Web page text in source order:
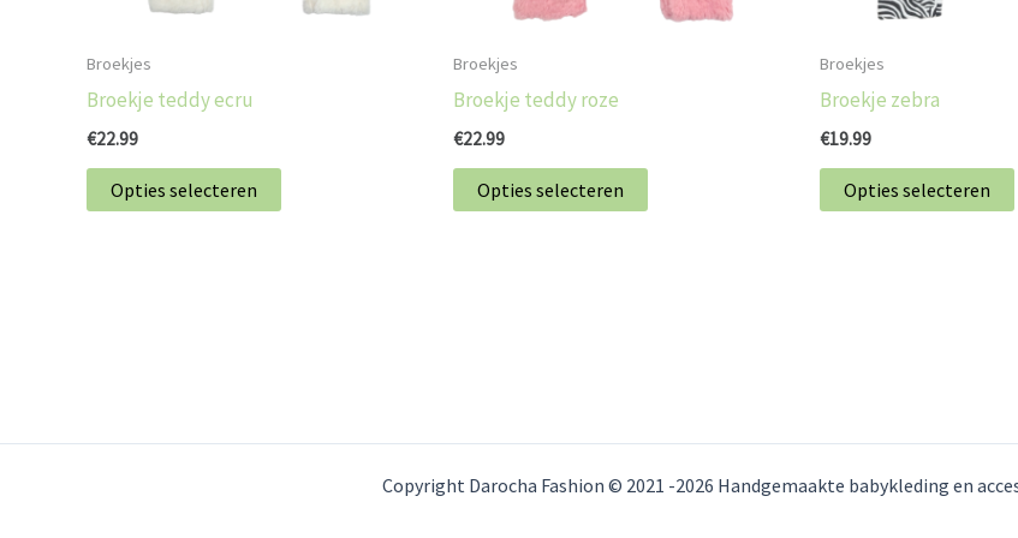
Broekjes
Broekje teddy ecru
€22.99
Opties selecteren
worden
Broekjes
Broekje teddy roze
€22.99
Opties selecteren
worden
Broekjes
Broekje zebra
€19.99
Opties selecteren
Copyright Darocha Fashion © 2021 -2026 Handgemaakte babykleding en